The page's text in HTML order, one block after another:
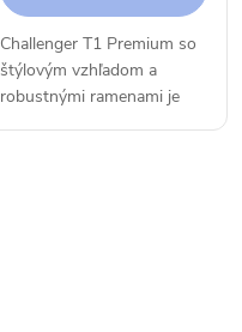
Challenger T1 Premium so
štýlovým vzhľadom a
robustnými ramenami je